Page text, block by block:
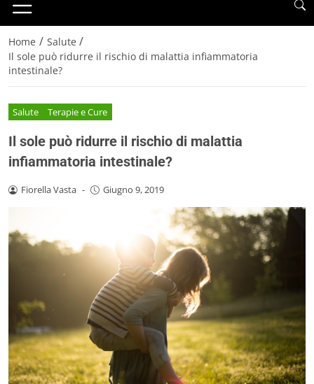
Home / Salute /
Il sole può ridurre il rischio di malattia infiammatoria
intestinale?
Salute Terapie e Cure
Il sole può ridurre il rischio di malattia
infiammatoria intestinale?
Fiorella Vasta - Giugno 9, 2019